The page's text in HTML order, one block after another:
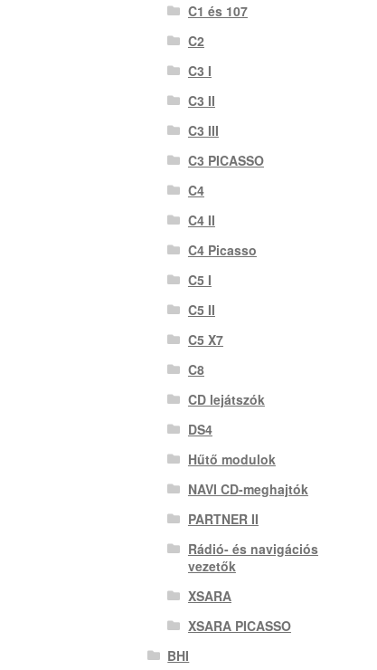
C1 és 107
C2
C3 I
C3 II
C3 III
C3 PICASSO
C4
C4 II
C4 Picasso
C5 I
C5 II
C5 X7
C8
CD lejátszók
DS4
Hűtő modulok
NAVI CD-meghajtók
PARTNER II
Rádió- és navigációs
vezetők
XSARA
XSARA PICASSO
BHI